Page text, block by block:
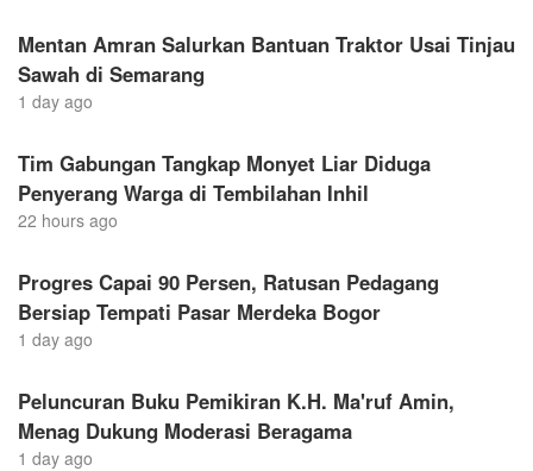
Mentan Amran Salurkan Bantuan Traktor Usai Tinjau
Sawah di Semarang
1 day ago
Tim Gabungan Tangkap Monyet Liar Diduga
Penyerang Warga di Tembilahan Inhil
22 hours ago
Progres Capai 90 Persen, Ratusan Pedagang
Bersiap Tempati Pasar Merdeka Bogor
1 day ago
Peluncuran Buku Pemikiran K.H. Ma'ruf Amin,
Menag Dukung Moderasi Beragama
1 day ago